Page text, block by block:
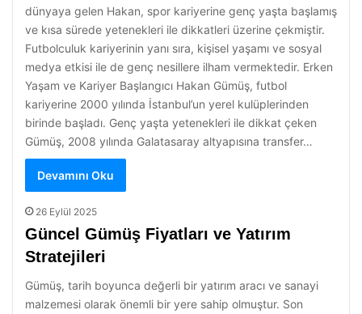
dünyaya gelen Hakan, spor kariyerine genç yaşta başlamış
ve kısa sürede yetenekleri ile dikkatleri üzerine çekmiştir.
Futbolculuk kariyerinin yanı sıra, kişisel yaşamı ve sosyal
medya etkisi ile de genç nesillere ilham vermektedir. Erken
Yaşam ve Kariyer Başlangıcı Hakan Gümüş, futbol
kariyerine 2000 yılında İstanbul’un yerel kulüplerinden
birinde başladı. Genç yaşta yetenekleri ile dikkat çeken
Gümüş, 2008 yılında Galatasaray altyapısına transfer…
Devamını Oku
26 Eylül 2025
Güncel Gümüş Fiyatları ve Yatırım
Stratejileri
Gümüş, tarih boyunca değerli bir yatırım aracı ve sanayi
malzemesi olarak önemli bir yere sahip olmuştur. Son